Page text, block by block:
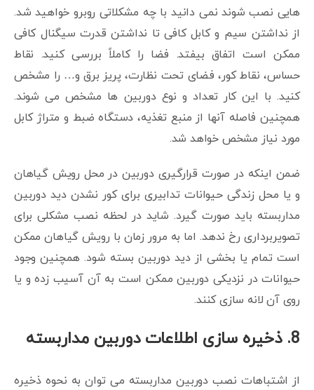
هایی نصب شوند نمی دانید با چه مشکلاتی روبرو خواهید شد.
از نداشتن سیم و کابل کافی تا نداشتن قدرت سیگنال کافی
ممکن است اتفاق بیفتد. فضا را کاملاً بررسی کنید. نقاط
حساس، نقاط کور، فضای تحت نظارت، پریز برق و… را مشخص
کنید. با این کار تعداد و نوع دوربین ها مشخص می شوند.
همچنین فاصله آنها از منبع تغذیه، دستگاه ضبط و متراژ کابل
مورد نیاز مشخص خواهد شد.
ضمن اینکه در صورت قرارگیری دوربین در محل رویش گیاهان
و یا محل زندگی حیوانات تدابیری برای کور نشدن دید دوربین
مداربسته باید صورت گیرد. شاید در لحظه نصب مشکلی برای
تصویربرداری رخ ندهد. اما به مرور زمان با رویش گیاهان ممکن
است تمام یا بخشی از دید دوربین بسته شود. همچنین وجود
حیوانات در نزدیکی دوربین ممکن است به آن آسیب زده و یا
روی آن لانه سازی کنند.
8. ذخیره سازی اطلاعات دوربین مداربسته
از اشتباهات نصب دوربین مداربسته می توان به نحوه ذخیره